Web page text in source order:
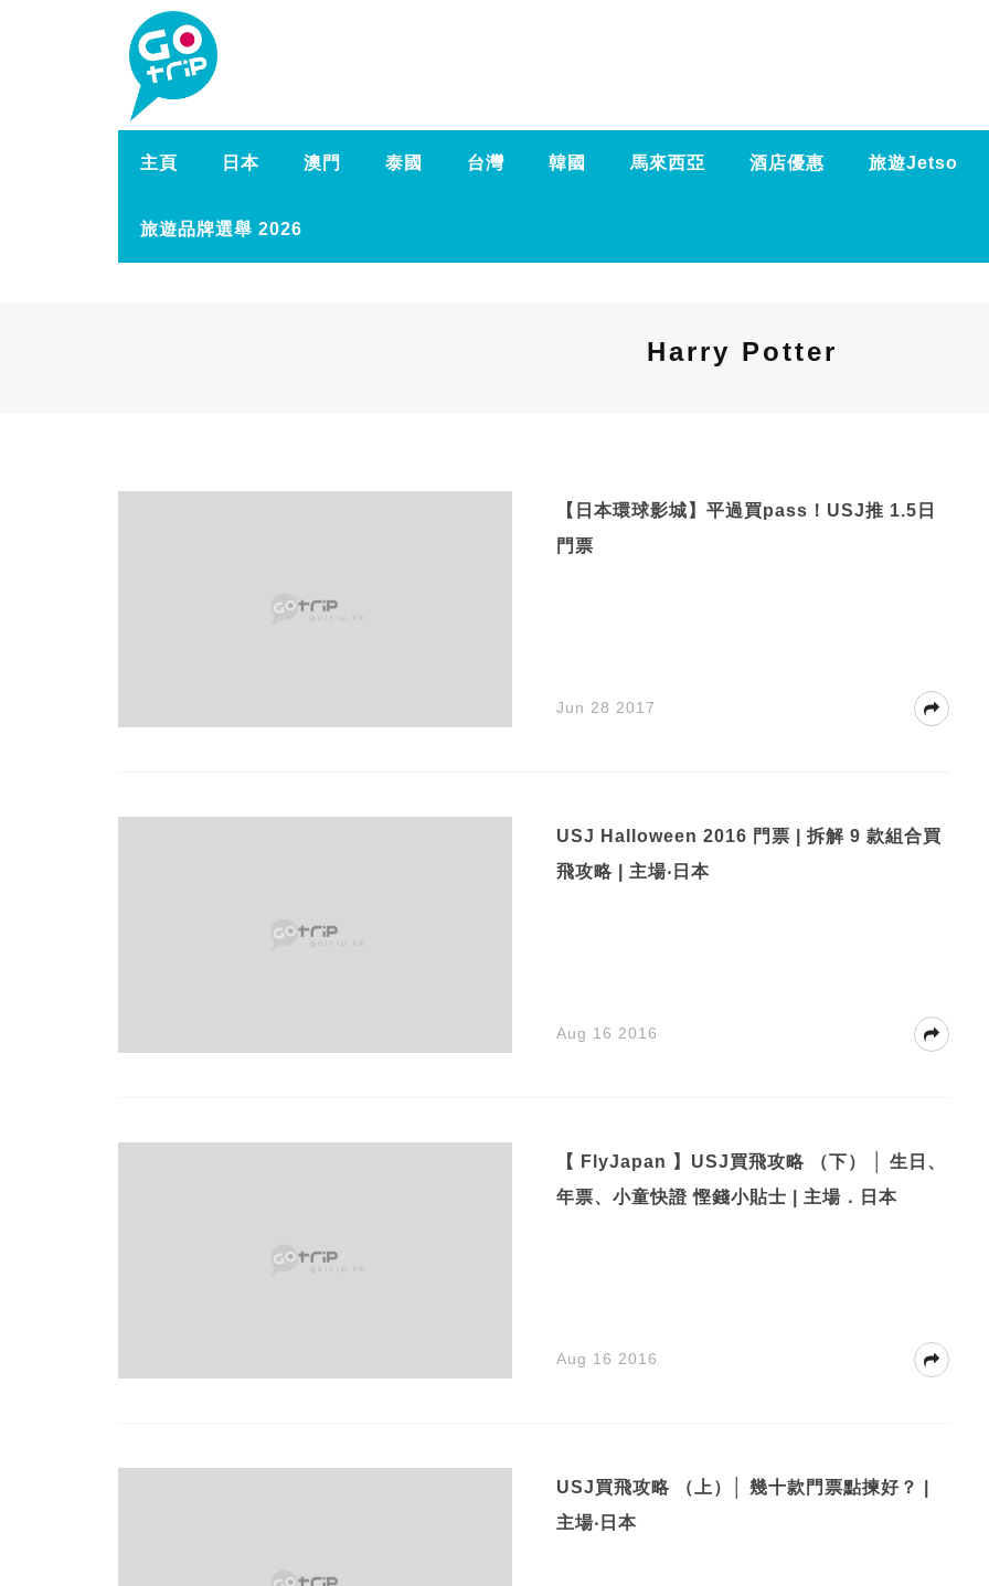
主頁 日本 澳門 泰國 台灣 韓國 馬來西亞 酒店優惠 旅遊Jetso
旅遊品牌選舉 2026
Harry Potter
【日本環球影城】平過買pass！USJ推 1.5日
門票
Jun 28 2017
USJ Halloween 2016 門票 | 拆解 9 款組合買
飛攻略 | 主場‧日本
Aug 16 2016
【 FlyJapan 】USJ買飛攻略 （下） │ 生日、
年票、小童快證 慳錢小貼士 | 主場．日本
Aug 16 2016
USJ買飛攻略 （上）│ 幾十款門票點揀好？ |
主場‧日本